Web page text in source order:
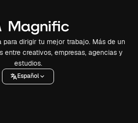
para dirigir tu mejor trabajo. Más de un
entre creativos, empresas, agencias y
estudios.
Español